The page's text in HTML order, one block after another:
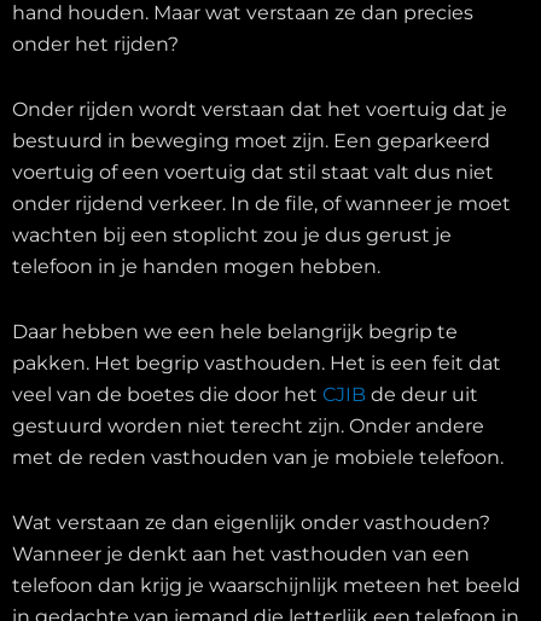
hand houden. Maar wat verstaan ze dan precies
onder het rijden?
Onder rijden wordt verstaan dat het voertuig dat je
bestuurd in beweging moet zijn. Een geparkeerd
voertuig of een voertuig dat stil staat valt dus niet
onder rijdend verkeer. In de file, of wanneer je moet
wachten bij een stoplicht zou je dus gerust je
telefoon in je handen mogen hebben.
Daar hebben we een hele belangrijk begrip te
pakken. Het begrip vasthouden. Het is een feit dat
veel van de boetes die door het CJIB de deur uit
gestuurd worden niet terecht zijn. Onder andere
met de reden vasthouden van je mobiele telefoon.
Wat verstaan ze dan eigenlijk onder vasthouden?
Wanneer je denkt aan het vasthouden van een
telefoon dan krijg je waarschijnlijk meteen het beeld